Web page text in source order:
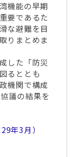
機能の早期
要であるた
な避難を目
りまとめま
した「防災
るととも
機関で構成
議の結果を
年3月）